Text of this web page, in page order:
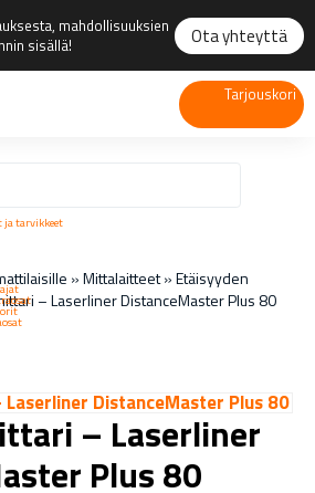
mahdollisuuksien
sisällä!
Ota yhteyttä
ja tarvikkeet
Tarjouskori
»Mittalaitteet»Etäisyyden
– Laserliner DistanceMaster Plus 80
– Laserliner
Plus 80